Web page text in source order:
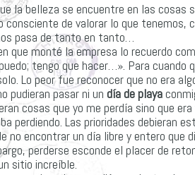
la belleza se encuentre en las
consciente de valorar lo que tenemos,
pasa de tanto en tanto…
que monté la empresa lo recuerdo
tengo que hacer…». Para cuando
Lo peor fue reconocer que no era
pudieran pasar ni un día de playa
cosas que yo me perdía sino que
perdiendo. Las prioridades debieran
no encontrar un día libre y entero que
perderse esconde el placer de
sitio increíble.